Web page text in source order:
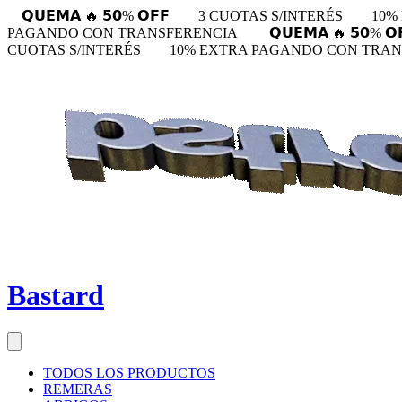
𝗤𝗨𝗘𝗠𝗔 🔥 𝟱𝟬% 𝗢𝗙𝗙 3 CUOTAS S/INTERÉS
PAGANDO CON TRANSFERENCIA
𝗤𝗨𝗘𝗠𝗔 🔥 𝟱𝟬%
CUOTAS S/INTERÉS
10% EXTRA PAGANDO CON
Bastard
TODOS LOS PRODUCTOS
REMERAS